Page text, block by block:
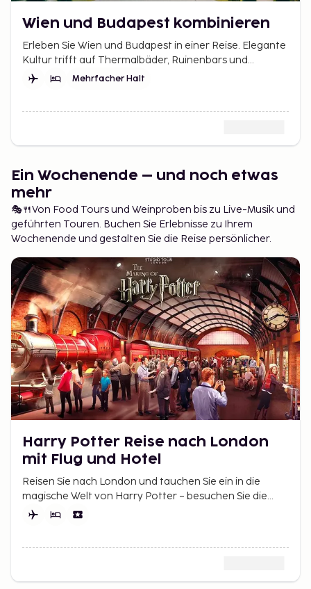
Wien und Budapest kombinieren
Erleben Sie Wien und Budapest in einer Reise. Elegante
Kultur trifft auf Thermalbäder, Ruinenbars und
Nachtleben an der Donau.
Mehrfacher Halt
Ein Wochenende – und noch etwas
mehr
🎭🍴Von Food Tours und Weinproben bis zu Live-Musik und
geführten Touren. Buchen Sie Erlebnisse zu Ihrem
Wochenende und gestalten Sie die Reise persönlicher.
Harry Potter Reise nach London
mit Flug und Hotel
Reisen Sie nach London und tauchen Sie ein in die
magische Welt von Harry Potter – besuchen Sie die
Warner Bros. Studios und ikonische Drehorte.